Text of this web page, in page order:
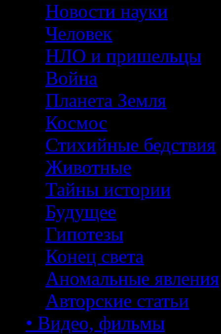
Новости науки
Человек
НЛО и пришельцы
Война
Планета Земля
Космос
Стихийные бедствия
Животные
Тайны истории
Будущее
Гипотезы
Конец света
Аномальные явления
Авторские статьи
• Видео, фильмы